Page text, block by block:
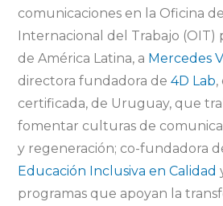
comunicaciones en la Oficina
Internacional del Trabajo (OIT)
de América Latina, a Mercedes
directora fundadora de 4D Lab,
certificada, de Uruguay, que
fomentar culturas de
y regeneración; co-fundadora
Educación Inclusiva en Calidad
programas que apoyan la